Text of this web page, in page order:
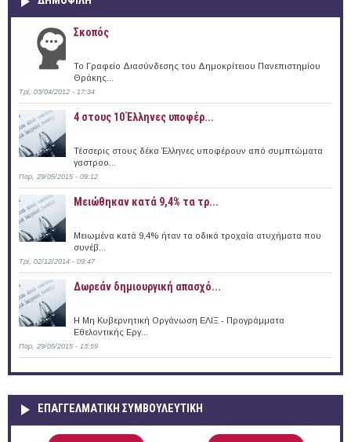
Σκοπός
Το Γραφείο Διασύνδεσης του Δημοκρίτειου Πανεπιστημίου
Θράκης...
Τρί, 03/04/2012 - 17:34
4 στους 10 Έλληνες υποφέρ...
Τέσσερις στους δέκα Έλληνες υποφέρουν από συμπτώματα
γαστροο...
Παρ, 29/05/2015 - 09:12
Μειώθηκαν κατά 9,4% τα τρ...
Μειωμένα κατά 9,4% ήταν τα οδικά τροχαία ατυχήματα που
συνέβ...
Τρί, 02/12/2014 - 09:47
Δωρεάν δημιουργική απασχό...
Η Μη Κυβερνητική Οργάνωση ΕΛΙΞ - Προγράμματα
Εθελοντικής Εργ...
Παρ, 29/05/2015 - 13:59
ΕΠΑΓΓΕΛΜΑΤΙΚΉ ΣΥΜΒΟΥΛΕΥΤΙΚΉ